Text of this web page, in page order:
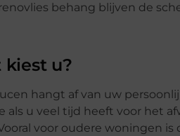
behang blijven de
kiest u?
hangt af van uw
als u veel tijd heeft voor het
voor oudere woningen is